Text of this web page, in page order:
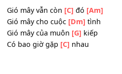
Đuổi theo cơn gió[C]sớm
Bắt được ngọn gió[F]trưa
Đuổi theo cơn gió[Am]chiều
Mặc gió cuốn hồn